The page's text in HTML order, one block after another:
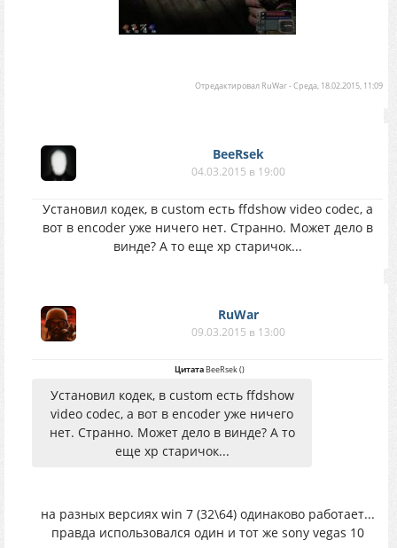
Отредактировал RuWar-Среда, 18.02.2015, 11:09
BeeRsek
04.03.2015 в 19:00
Установил кодек, в custom есть ffdshow video codec, а
вот в encoder уже ничего нет. Странно. Может дело в
винде? А то еще хр старичок...
RuWar
09.03.2015 в 13:00
ЦитатаBeeRsek()
Установил кодек, в custom есть ffdshow
video codec, а вот в encoder уже ничего
нет. Странно. Может дело в винде? А то
еще хр старичок...
на разных версиях win 7 (32\64) одинаково работает...
правда использовался один и тот же sony vegas 10